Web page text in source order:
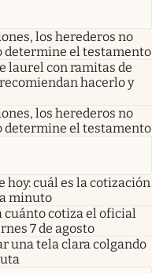
los herederos no
determine el testamento
laurel con ramitas de
hacerlo y
los herederos no
determine el testamento
hoy: cuál es la cotización
minuto
cuánto cotiza el oficial
7 de agosto
una tela clara colgando